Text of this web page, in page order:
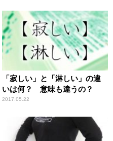
「寂しい」と「淋しい」の違
いは何？ 意味も違うの？
2017.05.22